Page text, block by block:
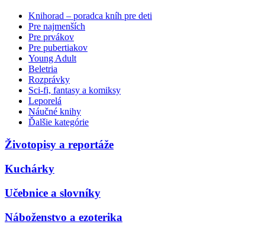
Knihorad – poradca kníh pre deti
Pre najmenších
Pre prvákov
Pre pubertiakov
Young Adult
Beletria
Rozprávky
Sci-fi, fantasy a komiksy
Leporelá
Náučné knihy
Ďalšie kategórie
Životopisy a reportáže
Kuchárky
Učebnice a slovníky
Náboženstvo a ezoterika